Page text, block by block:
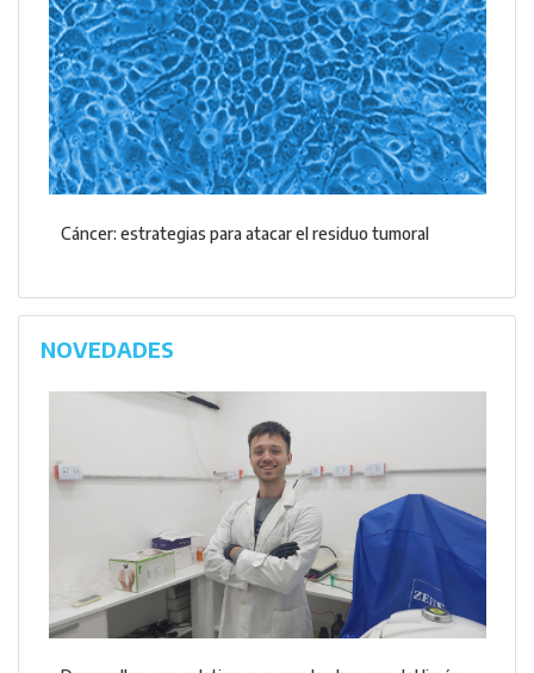
Cáncer: estrategias para atacar el residuo tumoral
NOVEDADES